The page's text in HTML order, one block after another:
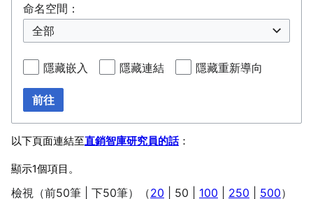
命名空間：
全部
隱藏嵌入 隱藏連結 隱藏重新導向
前往
以下頁面連結至直銷智庫研究員的話：
顯示1個項目。
檢視（前50筆 下50筆）（20 50 100 250 500）